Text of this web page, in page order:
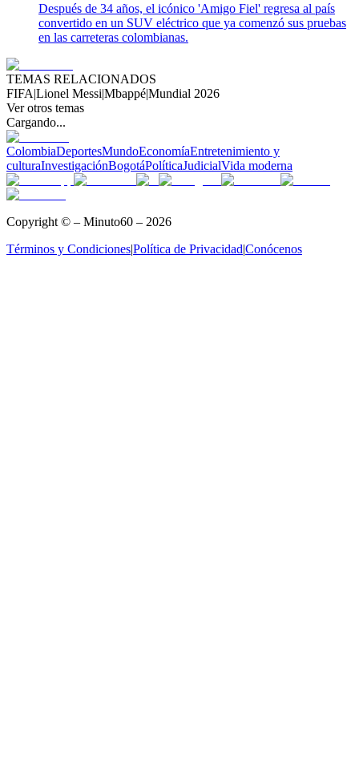
Después de 34 años, el icónico 'Amigo Fiel' regresa al país
convertido en un SUV eléctrico que ya comenzó sus pruebas
en las carreteras colombianas.
TEMAS RELACIONADOS
FIFA|Lionel Messi|Mbappé|Mundial 2026
Ver otros temas
Cargando...
ColombiaDeportesMundoEconomíaEntretenimiento y
culturaInvestigaciónBogotáPolíticaJudicialVida moderna
Copyright © – Minuto60 – 2026
Términos y Condiciones|Política de Privacidad|Conócenos